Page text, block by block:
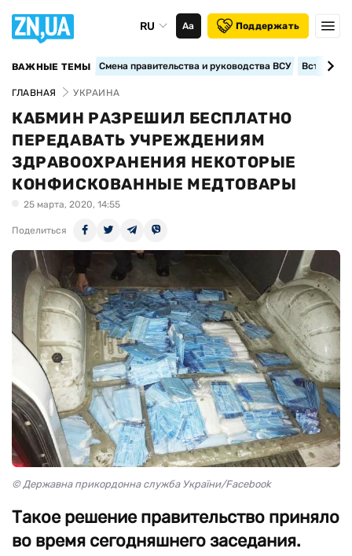
RU Аа Поддержать
ВАЖНЫЕ ТЕМЫ Смена правительства и руководства ВСУ
ГЛАВНАЯ УКРАИНА
КАБМИН РАЗРЕШИЛ БЕСПЛАТНО
ПЕРЕДАВАТЬ УЧРЕЖДЕНИЯМ
ЗДРАВООХРАНЕНИЯ НЕКОТОРЫЕ
КОНФИСКОВАННЫЕ МЕДТОВАРЫ
25 марта, 2020, 14:55
Поделиться
© Державна прикордонна служба України/Facebook
Такое решение правительство приняло
во время сегодняшнего заседания.